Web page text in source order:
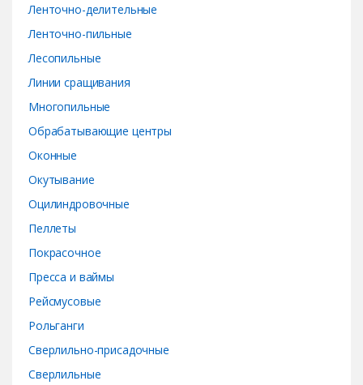
Ленточно-делительные
Ленточно-пильные
Лесопильные
Линии сращивания
Многопильные
Обрабатывающие центры
Оконные
Окутывание
Оцилиндровочные
Пеллеты
Покрасочное
Пресса и ваймы
Рейсмусовые
Рольганги
Сверлильно-присадочные
Сверлильные